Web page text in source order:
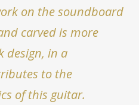
on the soundboard
carved is more
design, in a
to the
of this guitar.